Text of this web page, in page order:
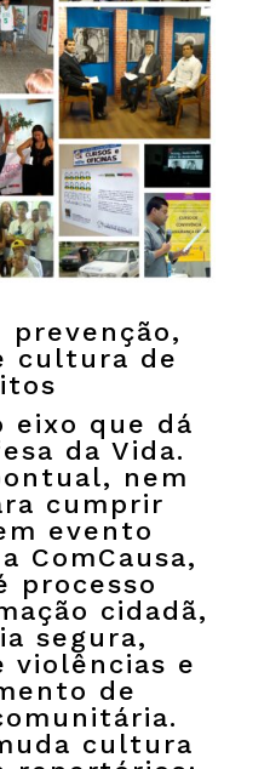
prevenção,
cultura de
eixo que dá
da Vida.
nem
cumprir
evento
ComCausa,
processo
cidadã,
segura,
violências e
de
cultura